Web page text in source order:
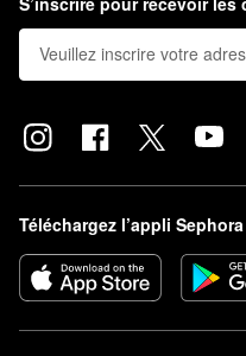
Téléchargez l’appli Sephora